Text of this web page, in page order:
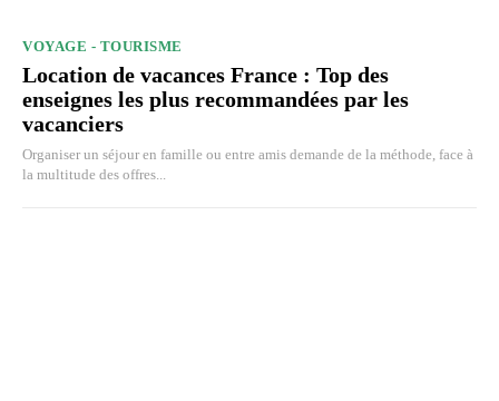
VOYAGE - TOURISME
Location de vacances France : Top des
enseignes les plus recommandées par les
vacanciers
Organiser un séjour en famille ou entre amis demande de la méthode, face à
la multitude des offres...